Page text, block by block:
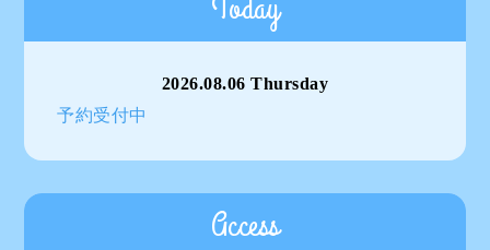
Today
2026.08.06 Thursday
予約受付中
Access